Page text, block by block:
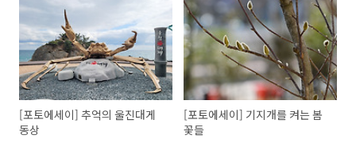
[포토에세이] 추억의 울진대게
동상
[포토에세이] 기지개를 켜는 봄
꽃들